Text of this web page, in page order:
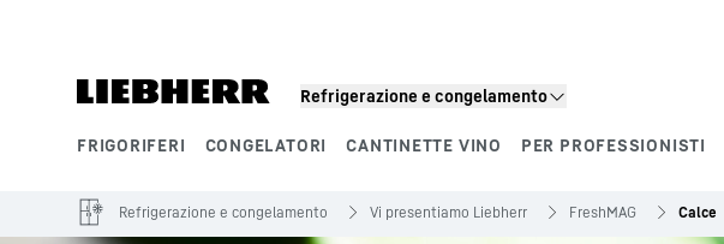
Refrigerazione e congelamento
FRIGORIFERI CONGELATORI CANTINETTE VINO PER PROFESSIONISTI
Refrigerazione e congelamento Vi presentiamo Liebherr FreshMAG Calce